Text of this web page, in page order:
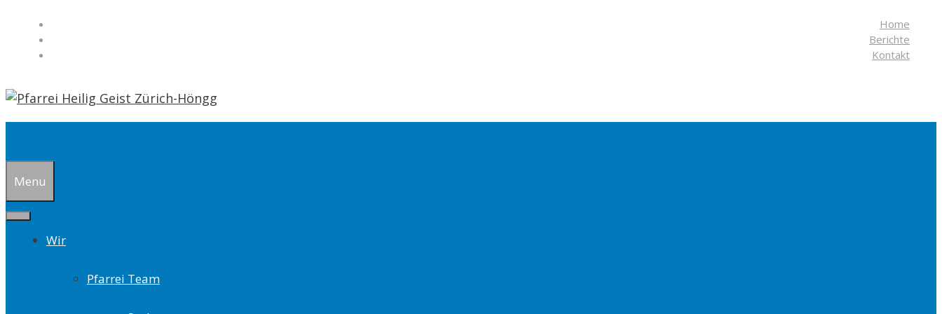
Inhalt
Home
Berichte
Kontakt
Menu
Wir
Pfarrei Team